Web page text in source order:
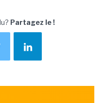
Partagez le !